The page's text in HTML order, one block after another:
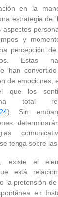
en la
estrategia de
aspectos
y
percepción
Estas
han
de emociones,
que los
total
). Sin
tenga sobre las
existe el
está
la pretensión
en